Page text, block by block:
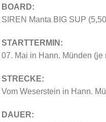
BOARD:
SIREN Manta BIG SUP
STARTTERMIN:
07. Mai in Hann. Münden
STRECKE:
Vom Weserstein in Hann.
DAUER: